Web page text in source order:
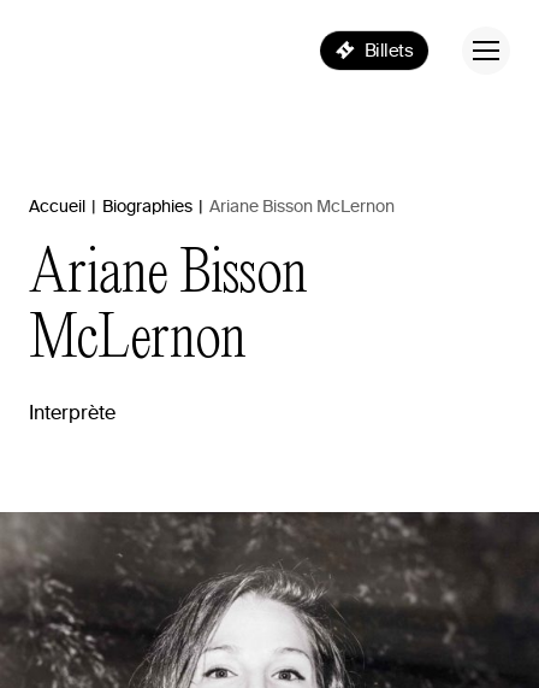
Billets
Accueil | Biographies | Ariane Bisson McLernon
Ariane Bisson
McLernon
Interprète